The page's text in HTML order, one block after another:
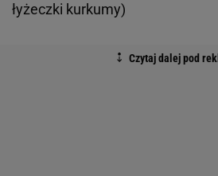
łyżeczki kurkumy)